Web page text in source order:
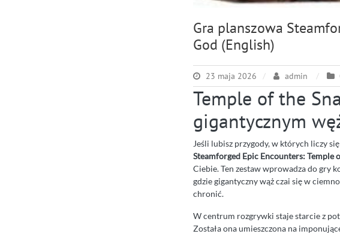
Gra planszowa
God (English)
23 maja 2026 admin
Temple of the
gigantycznym
Jeśli lubisz przygody, w których liczy
Steamforged Epic Encounters: Temple
Ciebie. Ten zestaw wprowadza do gry
gdzie gigantyczny wąż czai się w
chronić.
W centrum rozgrywki staje starcie z
Została ona umieszczona na